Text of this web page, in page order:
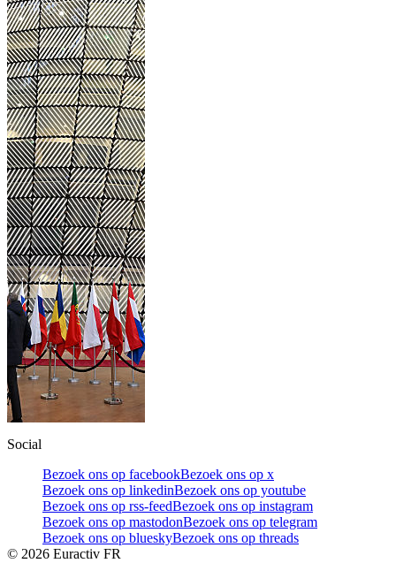
Social
Bezoek ons op facebookBezoek ons op x
Bezoek ons op linkedinBezoek ons op youtube
Bezoek ons op rss-feedBezoek ons op instagram
Bezoek ons op mastodonBezoek ons op telegram
Bezoek ons op blueskyBezoek ons op threads
© 2026 Euractiv FR